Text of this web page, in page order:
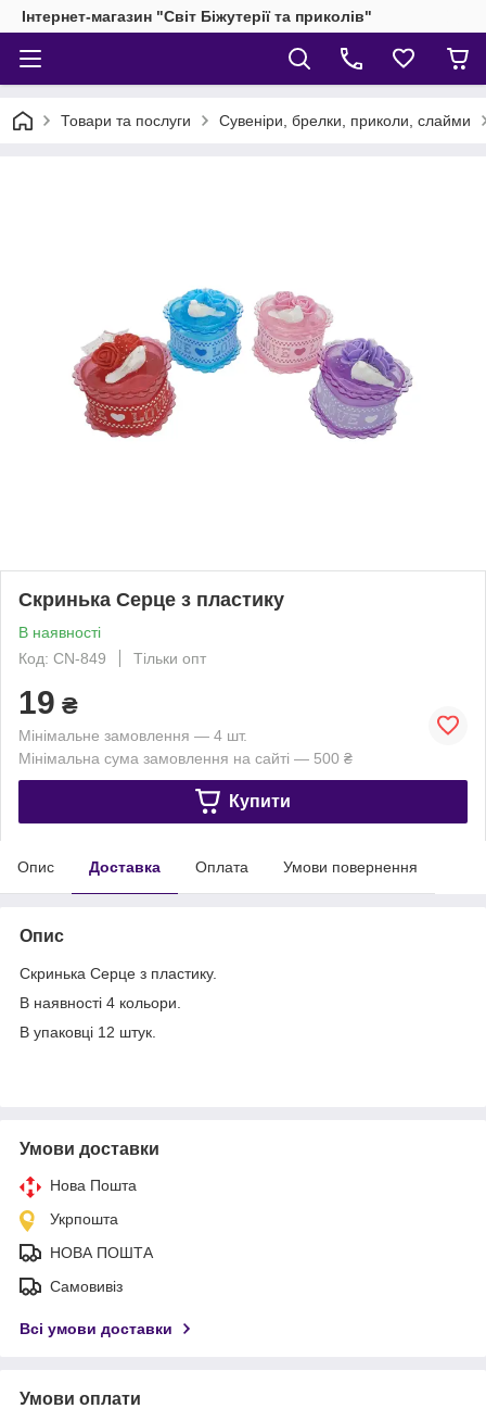
Інтернет-магазин "Світ Біжутерії та приколів"
Товари та послуги Сувеніри, брелки, приколи, слайми
Скринька Серце з пластику
В наявності
Код: CN-849
Тільки опт
19 ₴
Мінімальне замовлення — 4 шт.
Мінімальна сума замовлення на сайті — 500 ₴
Купити
Опис Доставка Оплата Умови повернення
Опис
Скринька Серце з пластику.
В наявності 4 кольори.
В упаковці 12 штук.
Умови доставки
Нова Пошта
Укрпошта
НОВА ПОШТА
Самовивіз
Всі умови доставки
Умови оплати